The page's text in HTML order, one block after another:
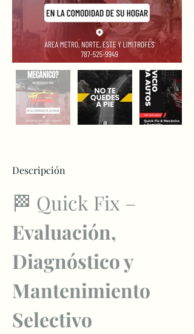
Descripción
🏁 Quick Fix –
Evaluación,
Diagnóstico y
Mantenimiento
Selectivo